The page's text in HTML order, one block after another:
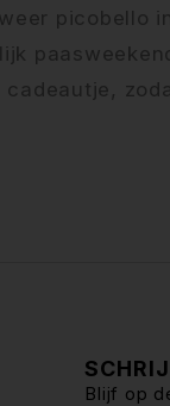
picobello
Blijf op